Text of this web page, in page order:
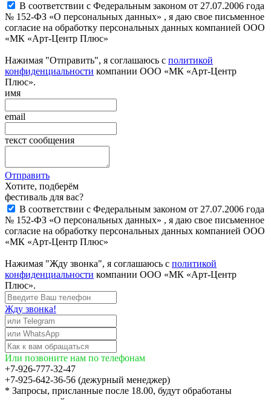
В соответствии с Федеральным законом от 27.07.2006 года
№ 152-ФЗ «О персональных данных» , я даю свое письменное
согласие на обработку персональных данных компанией ООО
«МК «Арт-Центр Плюс»
Нажимая "Отправить", я соглашаюсь с политикой
конфиденциальности компании ООО «МК «Арт-Центр
Плюс».
имя
email
текст сообщения
Отправить
Хотите, подберём
фестиваль для вас?
В соответствии с Федеральным законом от 27.07.2006 года
№ 152-ФЗ «О персональных данных» , я даю свое письменное
согласие на обработку персональных данных компанией ООО
«МК «Арт-Центр Плюс»
Нажимая "Жду звонка", я соглашаюсь с политикой
конфиденциальности компании ООО «МК «Арт-Центр
Плюс».
Жду звонка!
Или позвоните нам по телефонам
+7-926-777-32-47
+7-925-642-36-56 (дежурный менеджер)
* Запросы, присланные после 18.00, будут обработаны